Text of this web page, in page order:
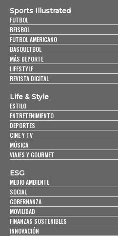
Sports Illustrated
FUTBOL
BEISBOL
FUTBOL AMERICANO
BASQUETBOL
MÁS DEPORTE
LIFESTYLE
REVISTA DIGITAL
Life & Style
ESTILO
ENTRETENIMIENTO
DEPORTES
CINE Y TV
MÚSICA
VIAJES Y GOURMET
ESG
MEDIO AMBIENTE
SOCIAL
GOBERNANZA
MOVILIDAD
FINANZAS SOSTENIBLES
INNOVACIÓN